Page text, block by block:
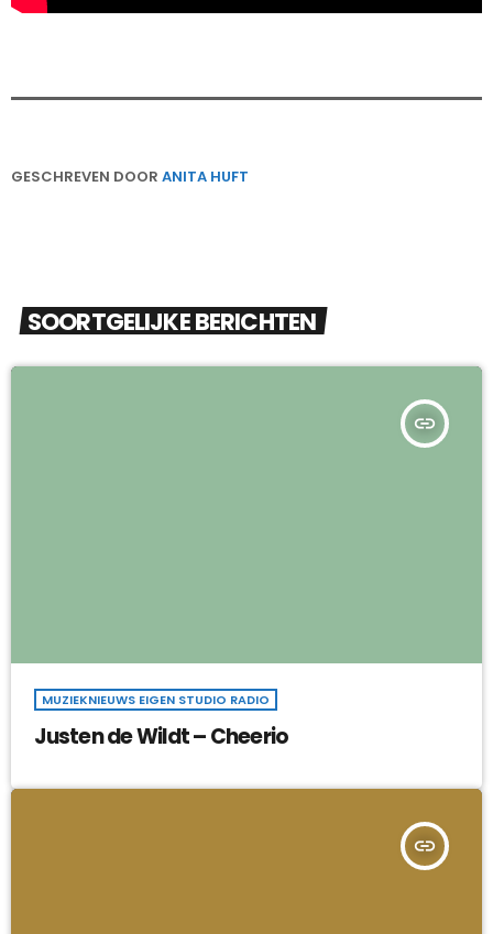
GESCHREVEN DOOR ANITA HUFT
SOORTGELIJKE BERICHTEN
insert_link
MUZIEKNIEUWS EIGEN STUDIO RADIO
Justen de Wildt – Cheerio
insert_link